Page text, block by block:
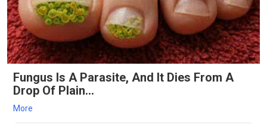
Fungus Is A Parasite, And It Dies From A
Drop Of Plain...
More